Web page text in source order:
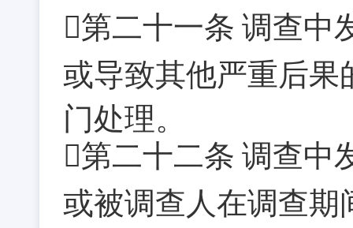
第二十一条 调查中
或导致其他严重后果
门处理。
第二十二条 调查中
或被调查人在调查期